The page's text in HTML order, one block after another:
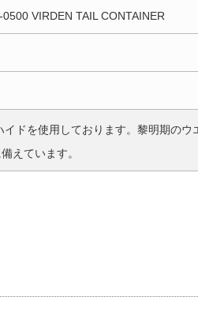
VIRDEN TAIL CONTAINER
ドを使用しております。黎明期のウ
えています。